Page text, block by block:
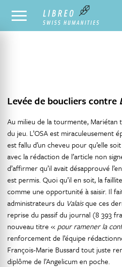
NOTRE CATALOGUE
Levée de boucliers contre
Au milieu de la tourmente, Mariétan
du jeu. L’OSA est miraculeusement
est fallu d’un cheveu pour qu’elle
avec la rédaction de l’article non
d’affirmer qu’il avait désapprouvé
est permis. Quoi qu’il en soit, la
comme une opportunité à saisir. Il
administrateurs du Valaisque ces
reprise du passif du journal (8 393
nouveau titre « pour ramener la
renforcement de l’équipe
François-Marie Bussard tout juste
diplôme de l’Angelicum en poche.